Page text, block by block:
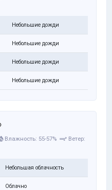
Небольшие дожди
Небольшие дожди
Небольшие дожди
Небольшие дожди
Влажность: 55-57%
Ветер:
Небольшая облачность
Облачно